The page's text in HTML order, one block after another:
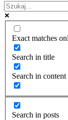
Exact matches
Search in title
Search in content
Search in posts